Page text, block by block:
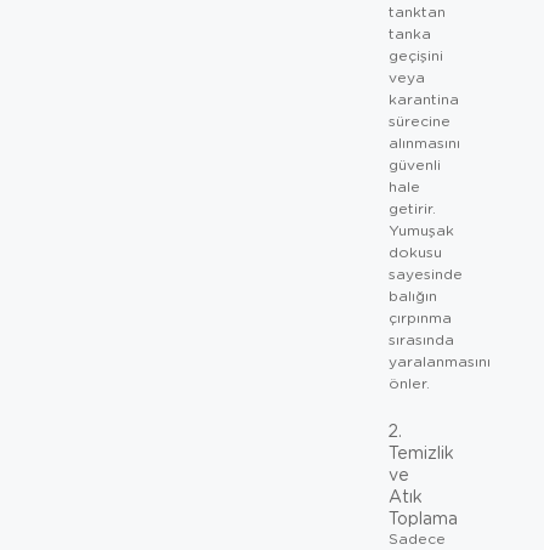
tanktan
tanka
geçişini
veya
karantina
sürecine
alınmasını
güvenli
hale
getirir.
Yumuşak
dokusu
sayesinde
balığın
çırpınma
sırasında
yaralanmasını
önler.
2.
Temizlik
ve
Atık
Toplama
Sadece